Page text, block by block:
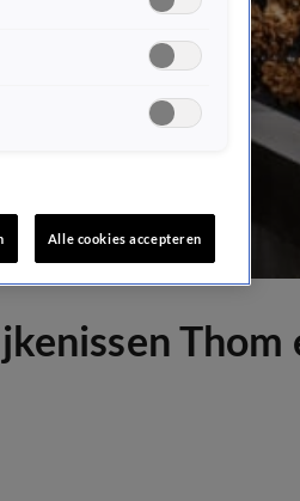
Thom
Alle cookies accepteren